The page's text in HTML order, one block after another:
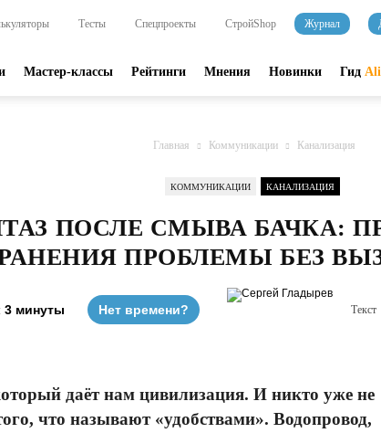
Тесты Спецпроекты СтройShop Журнал
Мастер-классы Рейтинги Мнения Новинки Гид Ali
Главная Коммуникации Канализация
КОММУНИКАЦИИ КАНАЛИЗАЦИЯ
ПОСЛЕ СМЫВА БАЧКА:
ПРОБЛЕМЫ БЕЗ
3 минуты Нет времени? Текст
даёт нам цивилизация. И никто уже не
что называют «удобствами». Водопровод,